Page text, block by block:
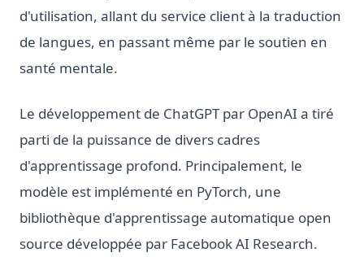
d'utilisation, allant du service client à la traduction
de langues, en passant même par le soutien en
santé mentale.
Le développement de ChatGPT par OpenAI a tiré
parti de la puissance de divers cadres
d'apprentissage profond. Principalement, le
modèle est implémenté en PyTorch, une
bibliothèque d'apprentissage automatique open
source développée par Facebook AI Research.